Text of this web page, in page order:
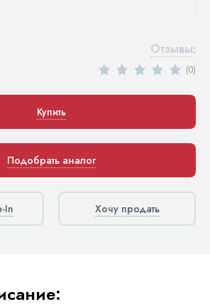
Отзывы:
(0)
Купить
Подобрать аналог
In Хочу продать